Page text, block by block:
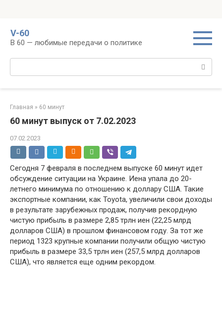
контенту
V-60
В 60 — любимые передачи о политике
Поиск:
Главная » 60 минут
60 минут выпуск от 7.02.2023
07.02.2023
Сегодня 7 февраля в последнем выпуске 60 минут идет
обсуждение ситуации на Украине. Иена упала до 20-
летнего минимума по отношению к доллару США. Такие
экспортные компании, как Toyota, увеличили свои доходы
в результате зарубежных продаж, получив рекордную
чистую прибыль в размере 2,85 трлн иен (22,25 млрд
долларов США) в прошлом финансовом году. За тот же
период 1323 крупные компании получили общую чистую
прибыль в размере 33,5 трлн иен (257,5 млрд долларов
США), что является еще одним рекордом.